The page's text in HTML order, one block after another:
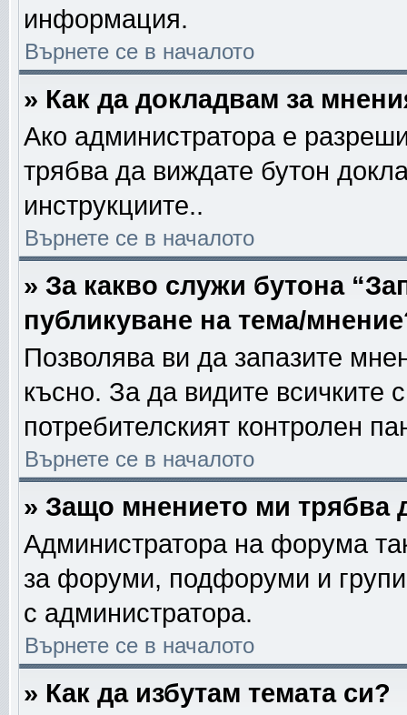
информация.
Върнете се в началото
» Как да докладвам за
Ако администратора е
трябва да виждате бутон
инструкциите..
Върнете се в началото
» За какво служи бутона
публикуване на тема/
Позволява ви да запазите
късно. За да видите всичките
потребителският контролен
Върнете се в началото
» Защо мнението ми трябва
Администратора на форума
за форуми, подфоруми и
с администратора.
Върнете се в началото
» Как да избутам темата си?